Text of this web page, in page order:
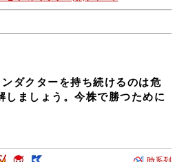
ダクターを持ち続けるのは危
しましょう。今株で勝つために